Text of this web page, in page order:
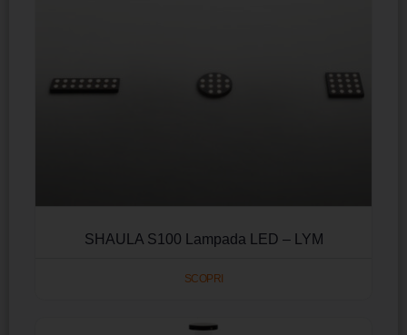
SHAULA S100 Lampada LED – LYM
SCOPRI